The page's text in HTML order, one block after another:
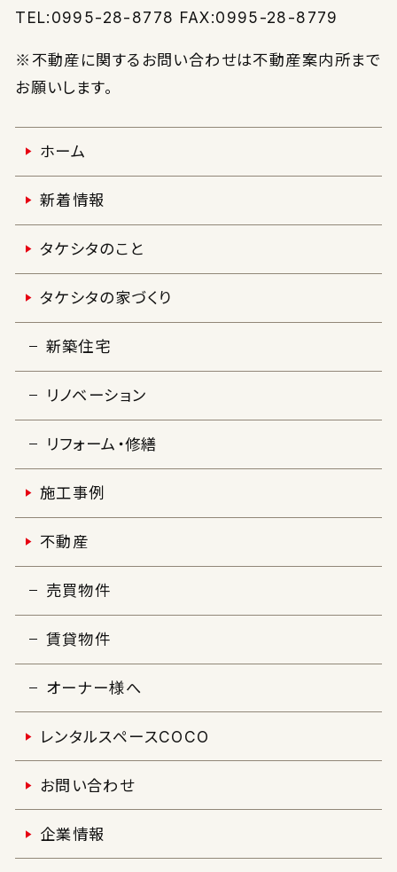
TEL:0995-28-8778 FAX:0995-28-8779
※不動産に関するお問い合わせは不動産案内所まで
お願いします。
ホーム
新着情報
タケシタのこと
タケシタの家づくり
新築住宅
リノベーション
リフォーム・修繕
施工事例
不動産
売買物件
賃貸物件
オーナー様へ
レンタルスペースCOCO
お問い合わせ
企業情報